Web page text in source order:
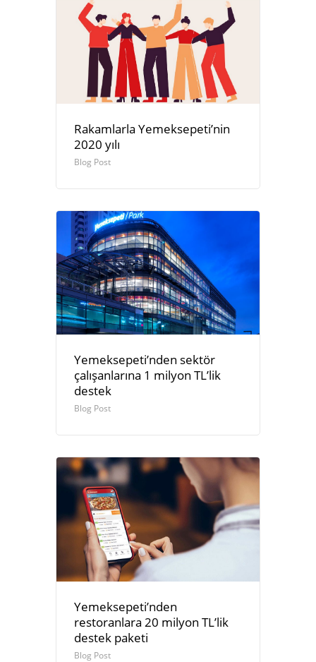
Rakamlarla Yemeksepeti’nin
2020 yılı
Blog Post
Yemeksepeti’nden sektör
çalışanlarına 1 milyon TL’lik
destek
Blog Post
Yemeksepeti’nden
restoranlara 20 milyon TL’lik
destek paketi
Blog Post